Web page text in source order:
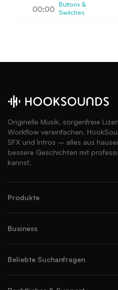
00:00
Buttons &
Switches
Originelle Musik, sorgenfreie
Workflow vereinfachen.
SFX und Intros – alles aus
bessere Geschichten mit
kannst.
Produkte
Business
Beliebte Suchanfragen